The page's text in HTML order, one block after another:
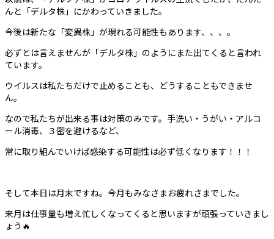
んと「デルタ株」にかわっていきました。
今後は新たな「変異株」が現れる可能性もあります、、、。
必ずとは言えませんが「デルタ株」のようにまた出てくると言われ
ています。
ウイルスは私たちだけで止めることも、どうすることもできませ
ん。
なので私たちが出来る事は対策のみです。手洗い・うがい・アルコ
ール消毒、３密を避けるなど、
常に取り組んでいけば感染する可能性は必ず低くなります！！！
そして本日は月末ですね。今月もみなさまお疲れさまでした。
来月は仕事量も増え忙しくなってくると思いますが頑張っていきまし
ょう🔥